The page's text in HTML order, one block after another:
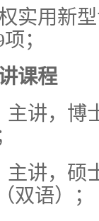
实用新
；
课程
主讲，博
主讲，硕
双语）；